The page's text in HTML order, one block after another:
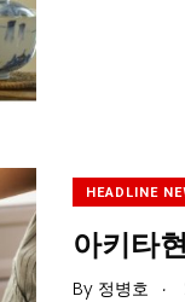
HEADLINE
아키타
By 정병호 .